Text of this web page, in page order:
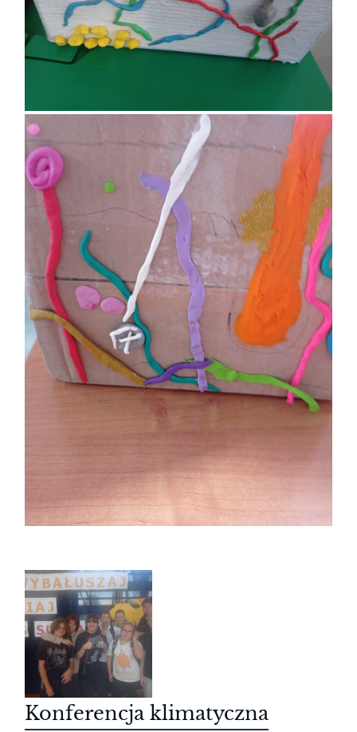
Konferencja klimatyczna